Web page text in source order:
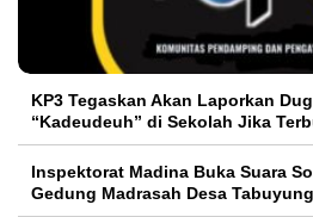
KP3 Tegaskan Akan Laporkan
“Kadeudeuh” di Sekolah Jika
Inspektorat Madina Buka Suara
Gedung Madrasah Desa